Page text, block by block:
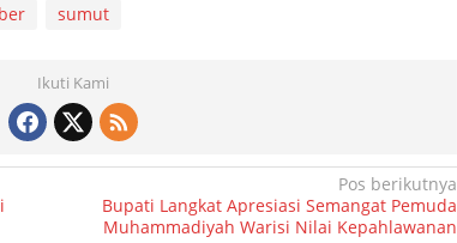
sumut
Ikuti Kami
Pos berikutnya
Bupati Langkat Apresiasi Semangat Pemuda
Muhammadiyah Warisi Nilai Kepahlawanan